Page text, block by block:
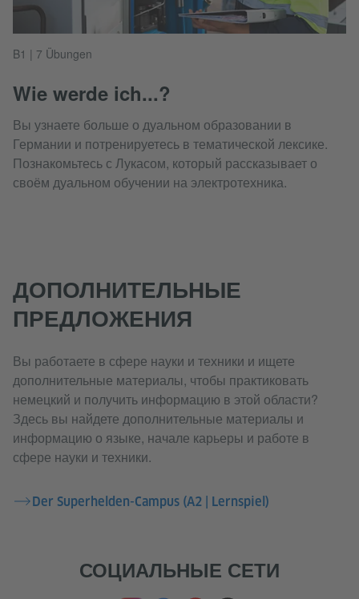
B1 | 7 Übungen
Wie werde ich...?
Вы узнаете больше о дуальном образовании в
Германии и потренируетесь в тематической лексике.
Познакомьтесь с Лукасом, который рассказывает о
своём дуальном обучении на электротехника.
ДОПОЛНИТЕЛЬНЫЕ
ПРЕДЛОЖЕНИЯ
Вы работаете в сфере науки и техники и ищете
дополнительные материалы, чтобы практиковать
немецкий и получить информацию в этой области?
Здесь вы найдете дополнительные материалы и
информацию о языке, начале карьеры и работе в
сфере науки и техники.
Der Superhelden-Campus (A2 | Lernspiel)
СОЦИАЛЬНЫЕ СЕТИ